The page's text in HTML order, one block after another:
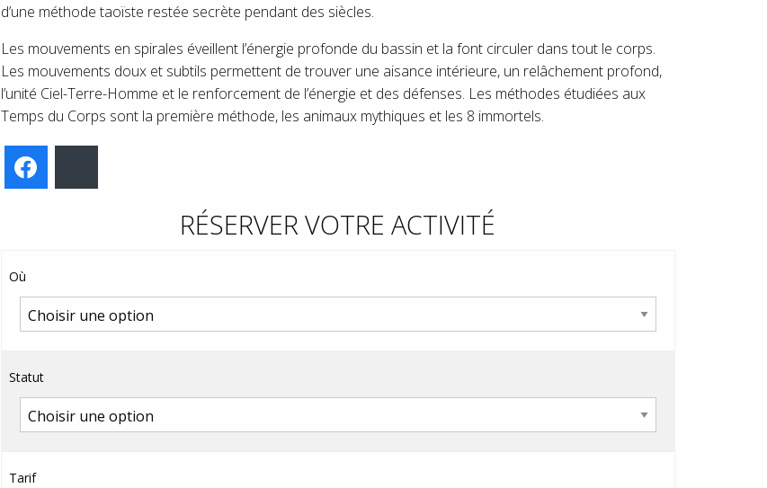
d’une méthode taoïste restée secrète pendant des siècles.
Les mouvements en spirales éveillent l’énergie profonde du bassin et la font circuler dans tout le corps.
Les mouvements doux et subtils permettent de trouver une aisance intérieure, un relâchement profond,
l’unité Ciel-Terre-Homme et le renforcement de l’énergie et des défenses. Les méthodes étudiées aux
Temps du Corps sont la première méthode, les animaux mythiques et les 8 immortels.
RÉSERVER VOTRE ACTIVITÉ
Où
Statut
Tarif